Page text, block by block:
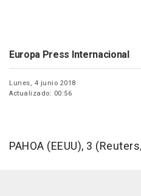
Europa Press Internacional
Lunes, 4 junio 2018
Actualizado: 00:56
PAHOA (EEUU), 3